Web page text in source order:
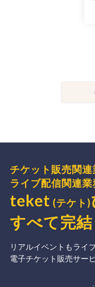
チケット販売関連
ライブ配信関連業
teket (テケト)
すべて完結
リアルイベントもライ
電子チケット販売サー